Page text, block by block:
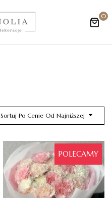
0
Sortuj Po Cenie Od Najniższej
POLECAMY